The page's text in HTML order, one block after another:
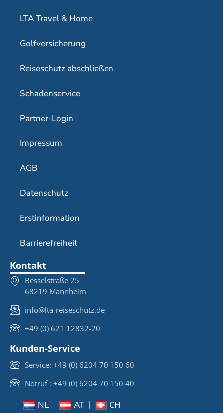
LTA Travel & Home
Golfversicherung
Reiseschutz abschließen
Schadenservice
Partner-Login
Impressum
AGB
Datenschutz
Erstinformation
Barrierefreiheit
Kontakt
Besselstraße 25
68219 Mannheim
info@lta-reiseschutz.de
+49 (0) 621 12832-20
Kunden-Service
Service: +49 (0) 6204 70 150 60
Notruf : +49 (0) 6204 70 150 40
NL AT CH